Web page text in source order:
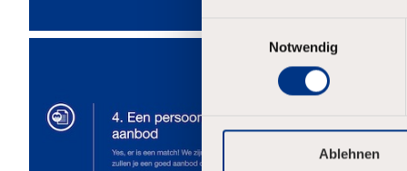
i
l
g
Notwendig
Ablehnen